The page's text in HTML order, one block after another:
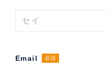
Email 必須